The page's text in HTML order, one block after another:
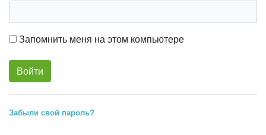
Запомнить меня на этом компьютере
Забыли свой пароль?